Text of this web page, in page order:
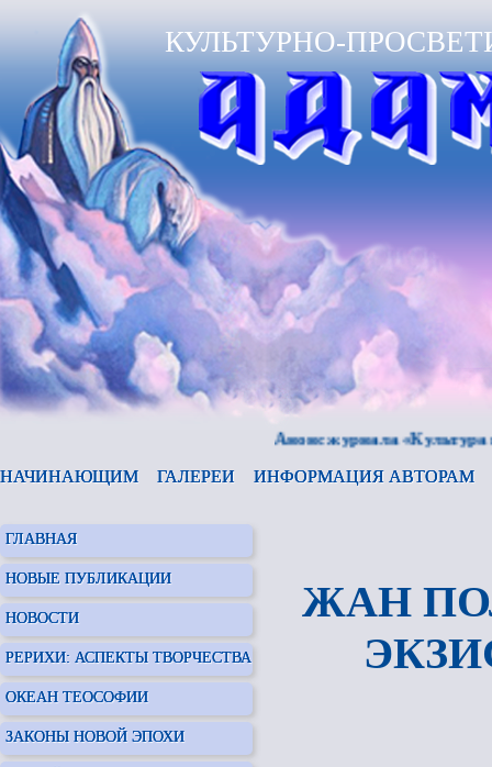
КУЛЬТУРНО-
Анонс журнала «Культура и
НАЧИНАЮЩИМ ГАЛЕРЕИ ИНФОРМАЦИЯ АВТОРАМ
ГЛАВНАЯ
НОВЫЕ ПУБЛИКАЦИИ
НОВОСТИ
РЕРИХИ: АСПЕКТЫ ТВОРЧЕСТВА
ОКЕАН ТЕОСОФИИ
ЗАКОНЫ НОВОЙ ЭПОХИ
ЖАН